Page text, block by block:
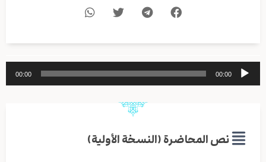
مشغل
الصوت
00:00
00:00
نص المحاضرة (النسخة الأولية)